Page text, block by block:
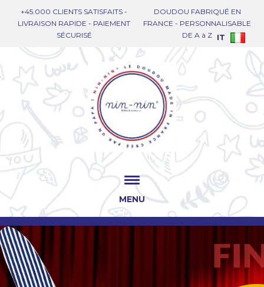
+45.000 CLIENTS SATISFAITS -
LIVRAISON RAPIDE - PAIEMENT
SÉCURISÉ
DOUDOU FABRIQUÉ EN
FRANCE - PERSONNALISABLE
DE A à Z IT
MENU